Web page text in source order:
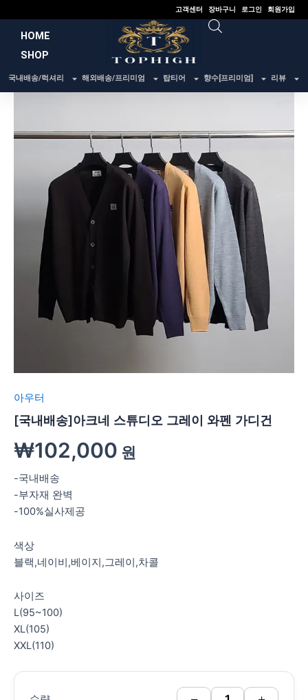
건
너
고객센터 장바구니 로그인 회원가입
HOME
SHOP
국내배송/럭셔리 해외배송/프리미엄 탑티어 향수[프리미엄] 리뷰
아우터
[국내배송]아크네 스튜디오 그레이 와펜 가디건
₩102,000 원
-국내배송
-부자재 완벽
-100%실사제공
색상
블랙,네이비,베이지,그레이,차콜
사이즈
L(95~100)
XL(105)
XXL(110)